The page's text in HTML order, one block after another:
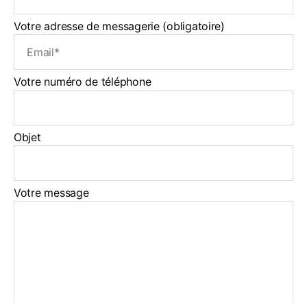
Votre adresse de messagerie (obligatoire)
Votre numéro de téléphone
Objet
Votre message